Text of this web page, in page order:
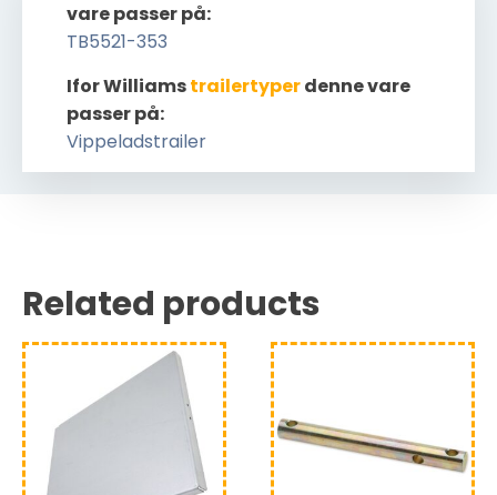
Ifor Williamstrailertyperdenne vare
passer på:
Vippeladstrailer
vare passer på:
TB5521-353
Related products